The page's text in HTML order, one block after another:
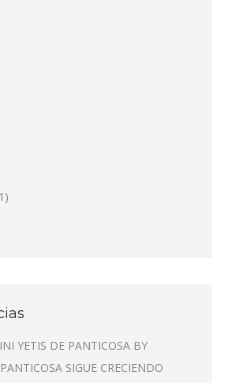
YETIS DE PANTICOSA BY
SIGUE CRECIENDO